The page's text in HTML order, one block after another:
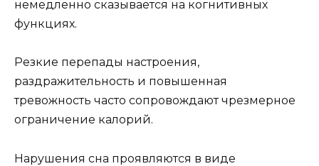
немедленно сказывается на когнитивных
функциях.
Резкие перепады настроения,
раздражительность и повышенная
тревожность часто сопровождают чрезмерное
ограничение калорий.
Нарушения сна проявляются в виде